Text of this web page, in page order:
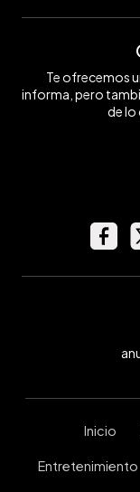
Te ofrecemos
informa, pero
de lo
Inicio
Entretenimiento